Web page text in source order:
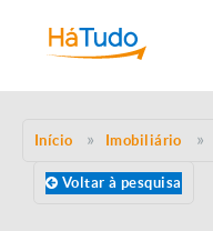
Início Imobiliário
Voltar à pesquisa